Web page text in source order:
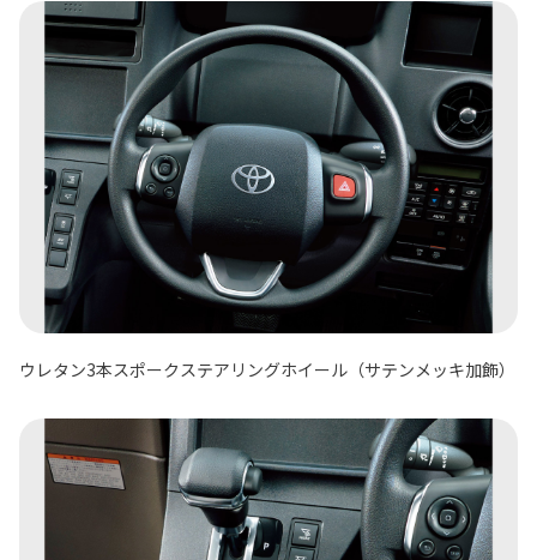
ウレタン3本スポークステアリングホイール（サテンメッキ加飾）